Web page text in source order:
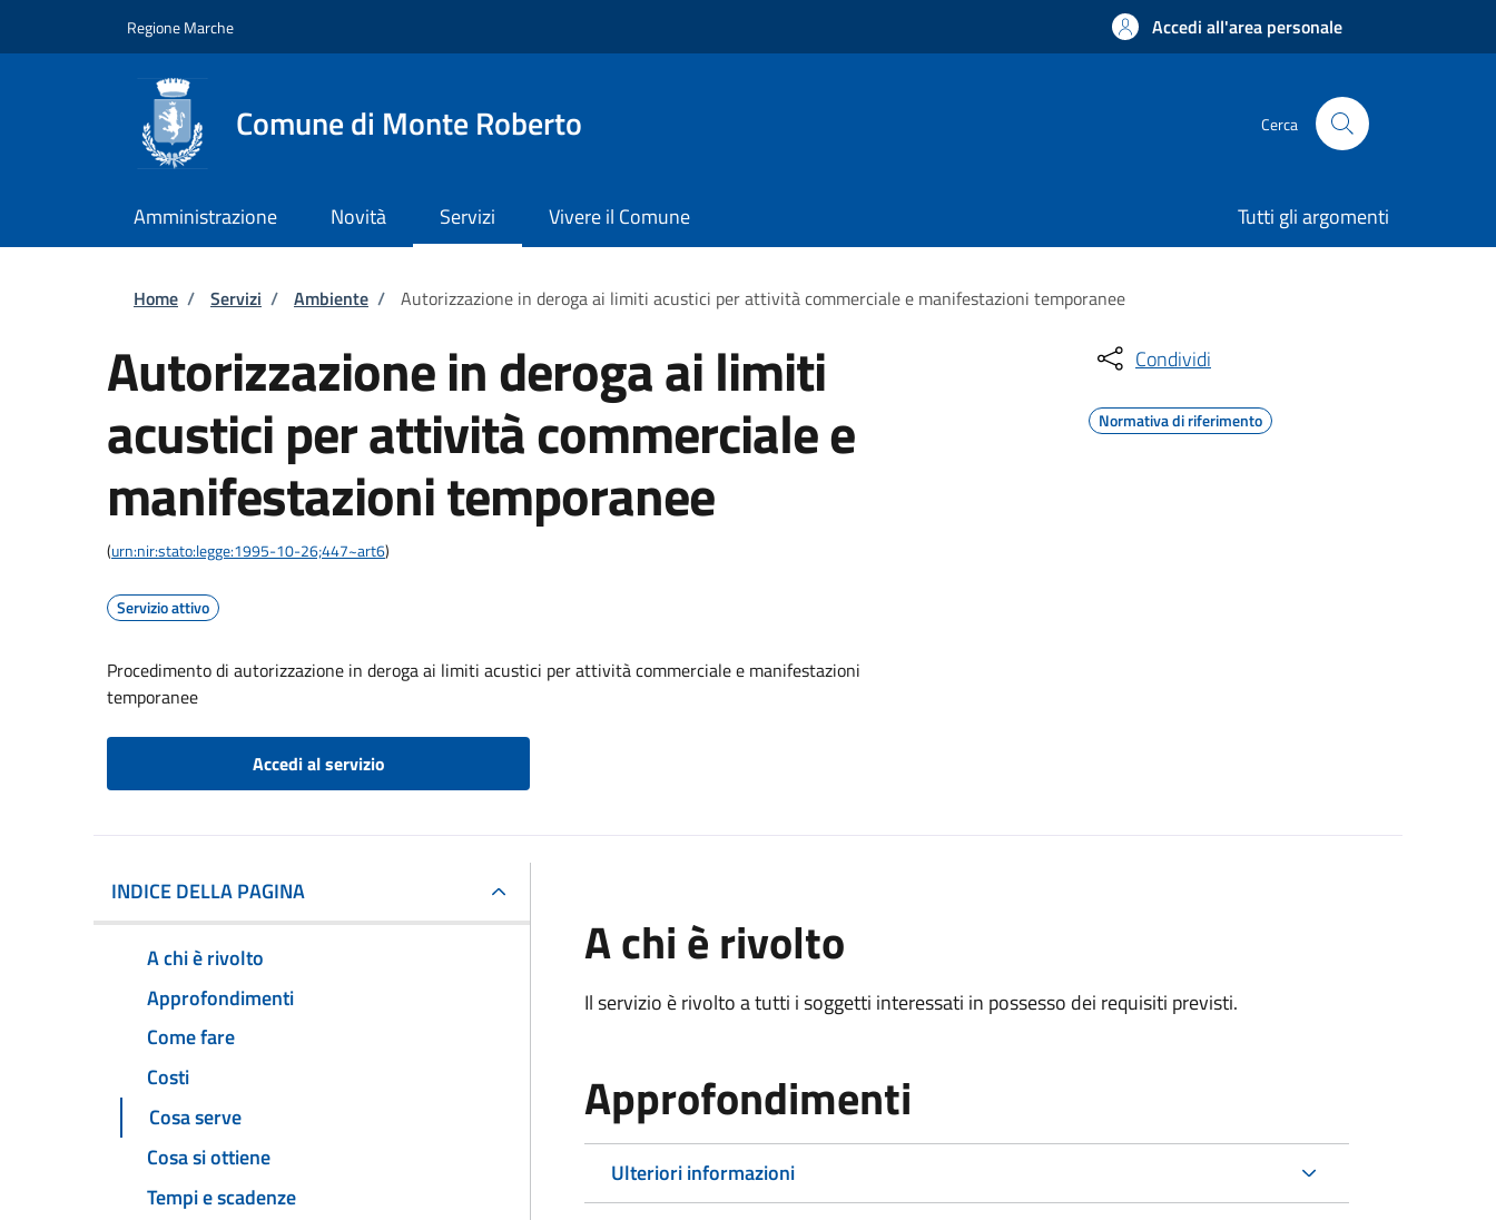
Regione Marche Accedi all'area personale
Comune di Monte Roberto Cerca
Amministrazione Novità Servizi Vivere il Comune Tutti gli argomenti
Briciole di pane
Home / Servizi / Ambiente / Autorizzazione in deroga ai limiti acustici per attività commerciale e manifestazioni temporanee
Autorizzazione in deroga ai limiti
acustici per attività commerciale e
manifestazioni temporanee
(urn:nir:stato:legge:1995-10-26;447~art6)
Servizio attivo
Procedimento di autorizzazione in deroga ai limiti acustici per attività commerciale e manifestazioni
temporanee
Accedi al servizio
Condividi
Normativa di riferimento
INDICE DELLA PAGINA
A chi è rivolto
Approfondimenti
Come fare
Costi
Cosa serve
Cosa si ottiene
Tempi e scadenze
A chi è rivolto
Il servizio è rivolto a tutti i soggetti interessati in possesso dei requisiti previsti.
Approfondimenti
Ulteriori informazioni